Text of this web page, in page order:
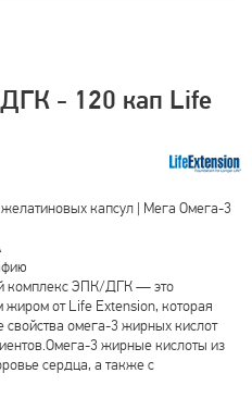
- 120 кап Life
капсул | Мега Омега-3
комплекс ЭПК/ДГК — это
от Life Extension, которая
свойства омега-3 жирных кислот
3 жирные кислоты из
сердца, а также с